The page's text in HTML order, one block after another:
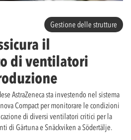
Gestione delle strutture
il
di ventilatori
AstraZeneca sta investendo nel sistema
Compact per monitorare le condizioni
di diversi ventilatori critici per la
di Gärtuna e Snäckviken a Södertälje.